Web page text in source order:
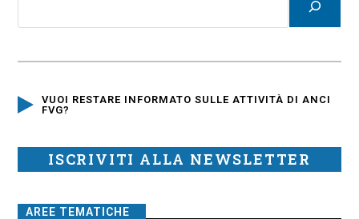
VUOI RESTARE INFORMATO SULLE ATTIVITÀ DI ANCI
FVG?
ISCRIVITI ALLA NEWSLETTER
AREE TEMATICHE